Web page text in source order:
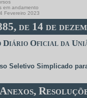
em andamento
Fevereiro 2023
de 14 de
Oficial da
Seletivo Simplicado